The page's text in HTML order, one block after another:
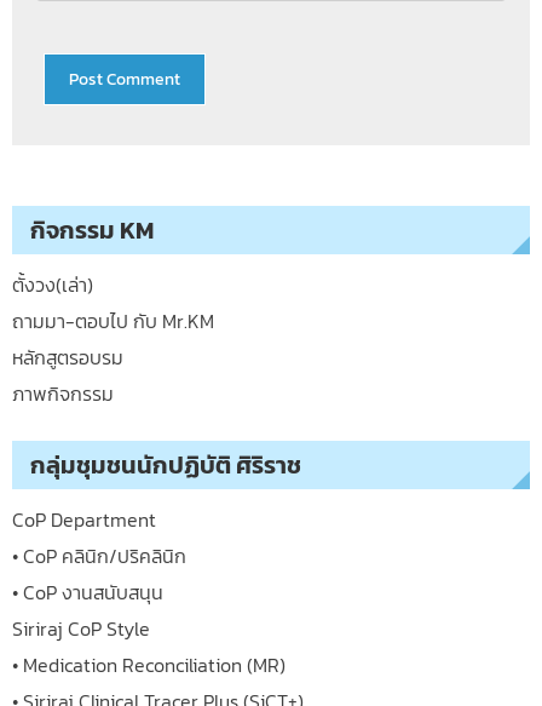
กิจกรรม KM
ตั้งวง(เล่า)
ถามมา-ตอบไป กับ Mr.KM
หลักสูตรอบรม
ภาพกิจกรรม
กลุ่มชุมชนนักปฏิบัติ ศิริราช
CoP Department
• CoP คลินิก/ปริคลินิก
• CoP งานสนับสนุน
Siriraj CoP Style
• Medication Reconciliation (MR)